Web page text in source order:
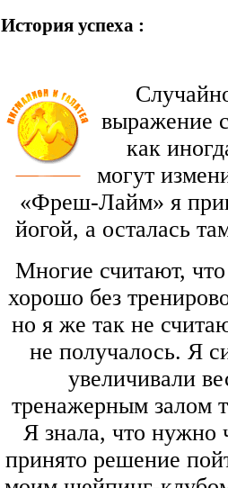
История успеха :
выражение
как
могут
«Фреш-Лайм» я
йогой, а осталась
Многие считают, что
хорошо без
но я же так не
не получалось. Я
увеличивали
тренажерным залом
Я знала, что нужно
принято решение